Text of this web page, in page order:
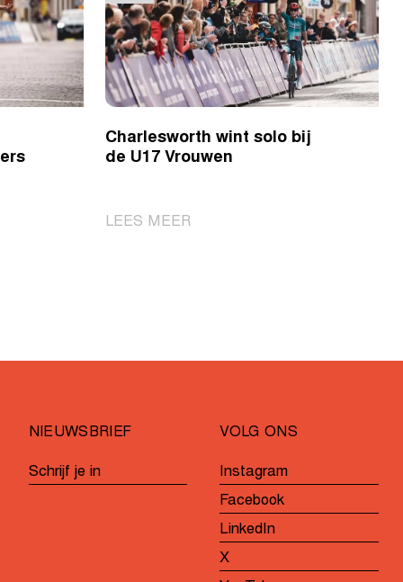
Charlesworth wint solo bij
de U17 Vrouwen
LEES MEER
NIEUWSBRIEF
Schrijf je in
VOLG ONS
Instagram
Facebook
LinkedIn
X